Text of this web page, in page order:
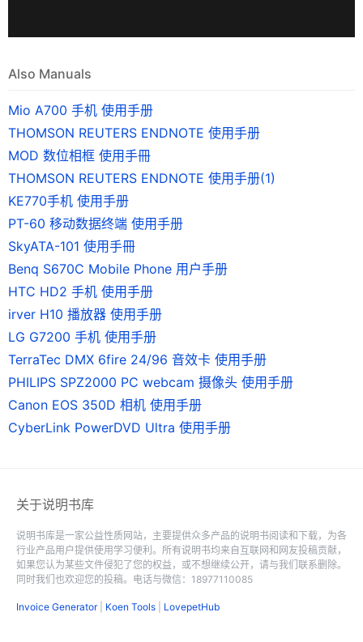
Also Manuals
Mio A700 手机 使用手册
THOMSON REUTERS ENDNOTE 使用手册
MOD 数位相框 使用手冊
THOMSON REUTERS ENDNOTE 使用手册(1)
KE770手机 使用手册
PT-60 移动数据终端 使用手册
SkyATA-101 使用手冊
Benq S670C Mobile Phone 用户手册
HTC HD2 手机 使用手册
irver H10 播放器 使用手册
LG G7200 手机 使用手册
TerraTec DMX 6fire 24/96 音效卡 使用手册
PHILIPS SPZ2000 PC webcam 摄像头 使用手册
Canon EOS 350D 相机 使用手册
CyberLink PowerDVD Ultra 使用手册
关于说明书库
说明书库是一家公益性质网站，主要提供众多产品的说明书阅读和下载，为各
行业产品用户提供使用学习便利。所有说明书均来自互联网和网友投稿贡献，
如果您认为某些文件侵犯了您的权益，或不想继续公开，请与我们联系删除。
同时我们也欢迎您的投稿。电话与微信：18977110085
Invoice Generator| Koen Tools LovepetHub